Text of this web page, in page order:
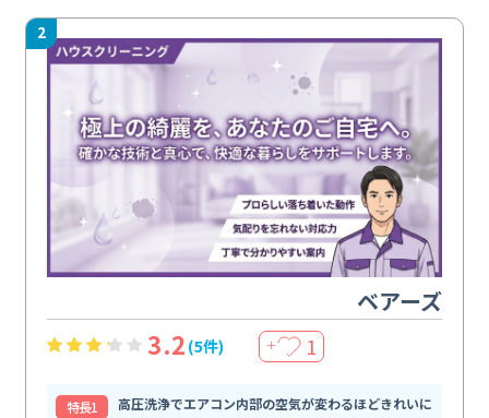
2
ベアーズ
3.2 (5件) ＋ 1
特⻑1
高圧洗浄でエアコン内部の空気が変わるほどきれいに